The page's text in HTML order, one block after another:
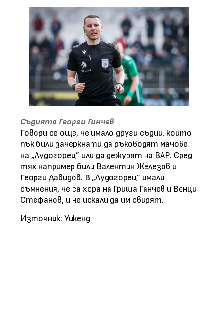
Съдията Георги Гинчев
Говори се още, че имало други съдии, които
пък били зачеркнати да ръководят мачове
на „Лудогорец” или да дежурят на ВАР. Сред
тях например били Валентин Железов и
Георги Давидов. В „Лудогорец” имали
съмнения, че са хора на Гриша Ганчев и Венци
Стефанов, и не искали да им свирят.
Източник: Уикенд